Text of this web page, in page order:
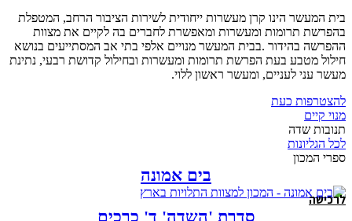
בית המעשר הינו קרן מעשרות ייחודית לשירות הציבור הרחב, המטפלת
בהפרשת תרומות ומעשרות ומאפשרת לחברים בה לקיים את מצוות
ההפרשה בהידור .בבית המעשר מנויים אלפי בתי אב המסתייעים בנושא
חילול מטבע בעת הפרשת תרומות ומעשרות ובחילול קדושת רבעי, נתינת
מעשר עני לעניים, ומעשר ראשון ללוי.
להצטרפות כעת
מנוי קיים
תנובות שדה
לכל הגליונות
ספרי המכון
בים אמונה
לרכישה
סדרת 'השדה' ד' כרכים